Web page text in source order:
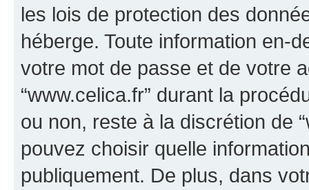
les lois de protection des
héberge. Toute information en-
votre mot de passe et de votre
“www.celica.fr” durant la
ou non, reste à la discrétion de
pouvez choisir quelle
publiquement. De plus, dans